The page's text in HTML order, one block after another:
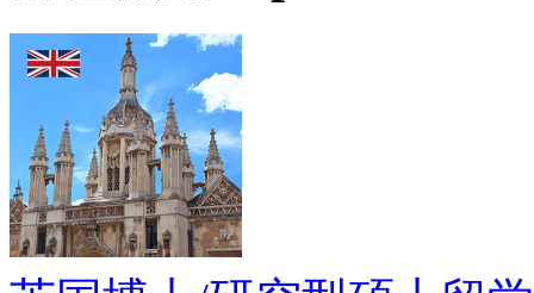
建议以及帮助。
亲密的学术群体
每个学院都是由学生和
的咖啡馆是大家交流的